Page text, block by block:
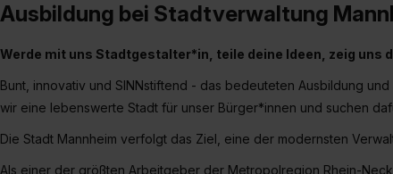
Ausbildung bei Stadtverwaltung
Werde mit uns Stadtgestalter*in, teile deine Ideen, zeig uns
Bunt, innovativ und SINNstiftend - das bedeuteten Ausbildung
wir eine lebenswerte Stadt für unser Bürger*innen und suchen
Die Stadt Mannheim verfolgt das Ziel, eine der modernsten
Als einer der größten Arbeitgeber der Metropolregion Rhein-